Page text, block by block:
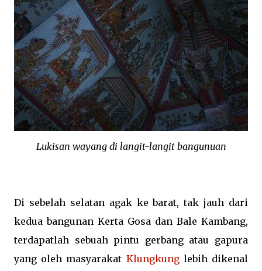
Lukisan wayang di langit-langit bangunuan
Di sebelah selatan agak ke barat, tak jauh dari
kedua bangunan Kerta Gosa dan Bale Kambang,
terdapatlah sebuah pintu gerbang atau gapura
yang oleh masyarakat Klungkung lebih dikenal